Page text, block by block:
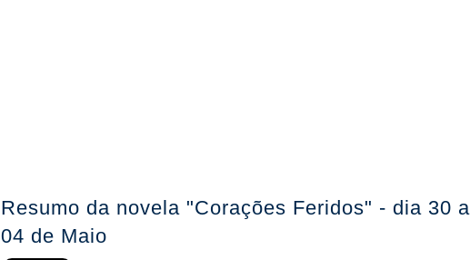
Resumo da novela "Corações Feridos" - dia 30 a
04 de Maio